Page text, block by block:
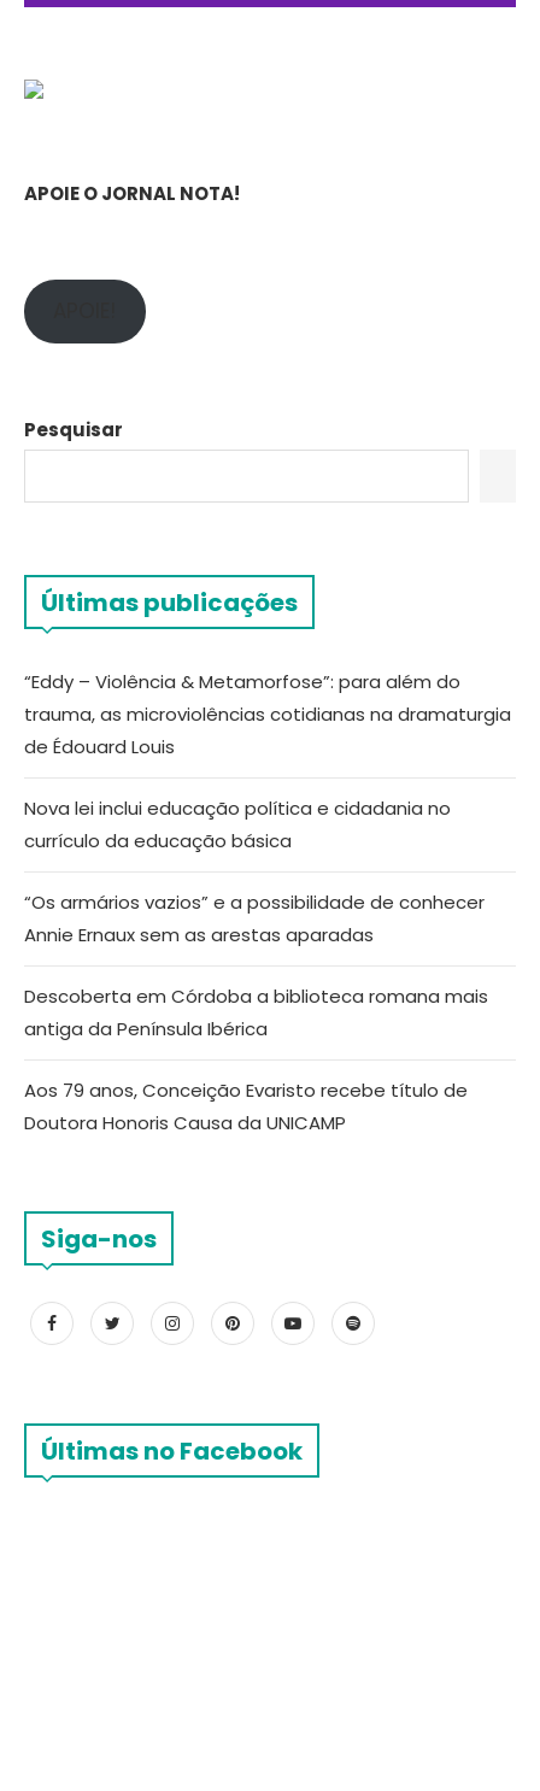
APOIE O JORNAL NOTA!
Pesquisar
Últimas publicações
“Eddy – Violência & Metamorfose”: para além do
trauma, as microviolências cotidianas na dramaturgia
de Édouard Louis
Nova lei inclui educação política e cidadania no
currículo da educação básica
“Os armários vazios” e a possibilidade de conhecer
Annie Ernaux sem as arestas aparadas
Descoberta em Córdoba a biblioteca romana mais
antiga da Península Ibérica
Aos 79 anos, Conceição Evaristo recebe título de
Doutora Honoris Causa da UNICAMP
Siga-nos
Últimas no Facebook